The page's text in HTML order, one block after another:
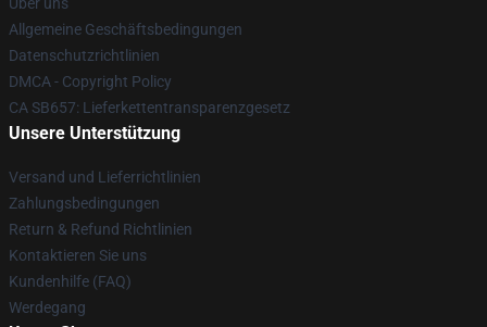
Allgemeine Geschäftsbedingungen
Datenschutzrichtlinien
DMCA - Copyright Policy
CA SB657: Lieferkettentransparenzgesetz
Unsere Unterstützung
Versand und Lieferrichtlinien
Zahlungsbedingungen
Return & Refund Richtlinien
Kontaktieren Sie uns
Kundenhilfe (FAQ)
Werdegang